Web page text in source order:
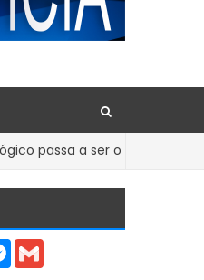
ser obrigatório para 1ª
M